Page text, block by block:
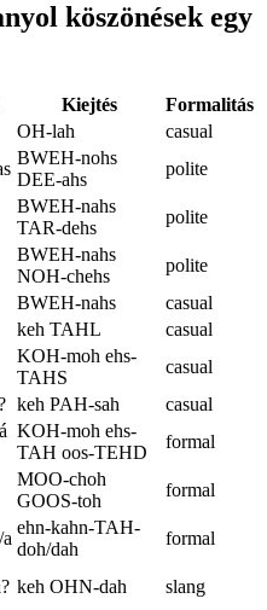
köszönések egy
Kiejtés
Formalitás
OH-lah
casual
BWEH-nohs
DEE-ahs
polite
BWEH-nahs
TAR-dehs
polite
BWEH-nahs
NOH-chehs
polite
BWEH-nahs
casual
keh TAHL
casual
KOH-moh ehs-
TAHS
casual
keh PAH-sah
casual
KOH-moh ehs-
TAH oos-TEHD
formal
MOO-choh
GOOS-toh
formal
ehn-kahn-TAH-
doh/dah
formal
keh OHN-dah
slang